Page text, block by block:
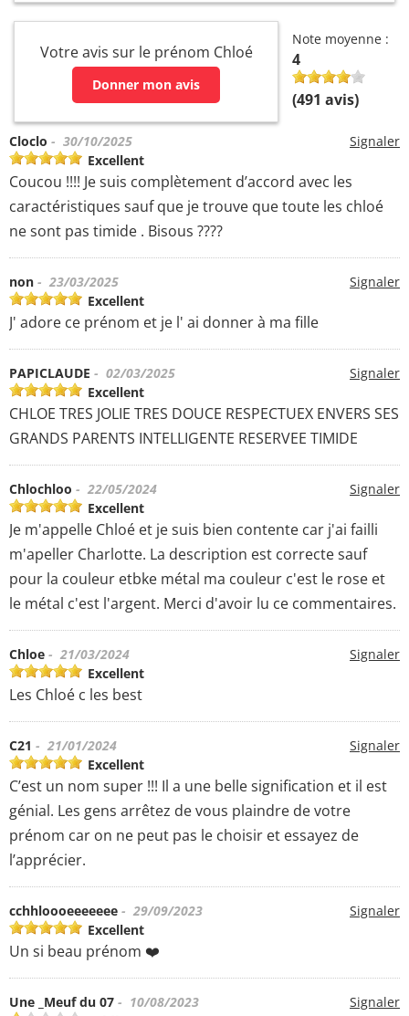
Votre avis sur le prénom Chloé
Donner mon avis
Note moyenne :
4
(491 avis)
Signaler
Cloclo - 30/10/2025
Excellent
Coucou !!!! Je suis complètement d’accord avec les
caractéristiques sauf que je trouve que toute les chloé
ne sont pas timide . Bisous ????
Signaler
non - 23/03/2025
Excellent
J' adore ce prénom et je l' ai donner à ma fille
Signaler
PAPICLAUDE - 02/03/2025
Excellent
CHLOE TRES JOLIE TRES DOUCE RESPECTUEX ENVERS SES
GRANDS PARENTS INTELLIGENTE RESERVEE TIMIDE
Signaler
Chlochloo - 22/05/2024
Excellent
Je m'appelle Chloé et je suis bien contente car j'ai failli
m'apeller Charlotte. La description est correcte sauf
pour la couleur etbke métal ma couleur c'est le rose et
le métal c'est l'argent. Merci d'avoir lu ce commentaires.
Signaler
Chloe - 21/03/2024
Excellent
Les Chloé c les best
Signaler
C21 - 21/01/2024
Excellent
C’est un nom super !!! Il a une belle signification et il est
génial. Les gens arrêtez de vous plaindre de votre
prénom car on ne peut pas le choisir et essayez de
l’apprécier.
Signaler
cchhloooeeeeeee - 29/09/2023
Excellent
Un si beau prénom ❤️
Signaler
Une _Meuf du 07 - 10/08/2023